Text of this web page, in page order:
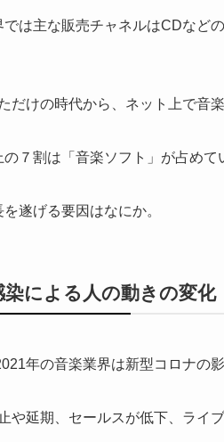
は主な販売チャネルはCDなど
だけの時代から、ネット上で音
７割は「音楽ソフト」が占めて
遂げる要因はなにか。
染による人の動きの変化
年の音楽業界は新型コロナの
や延期、セールスが低下、ライ